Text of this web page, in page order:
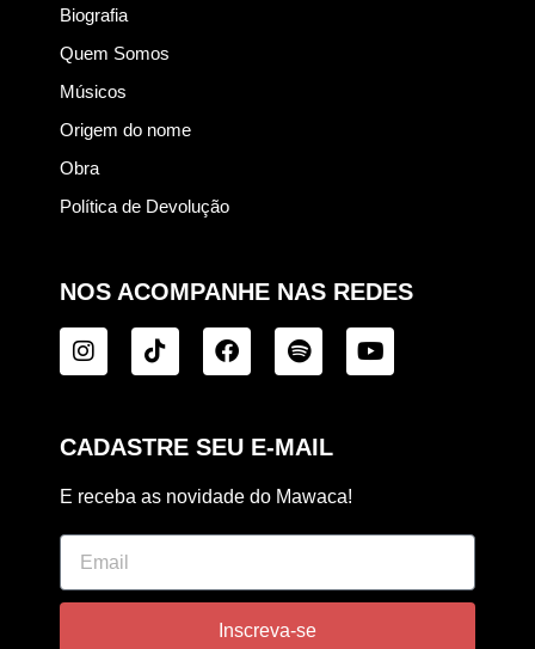
Biografia
Quem Somos
Músicos
Origem do nome
Obra
Política de Devolução
NOS ACOMPANHE NAS REDES
CADASTRE SEU E-MAIL
E receba as novidade do Mawaca!
Inscreva-se